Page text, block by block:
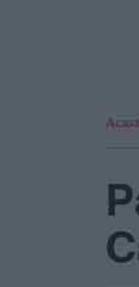
Acasa